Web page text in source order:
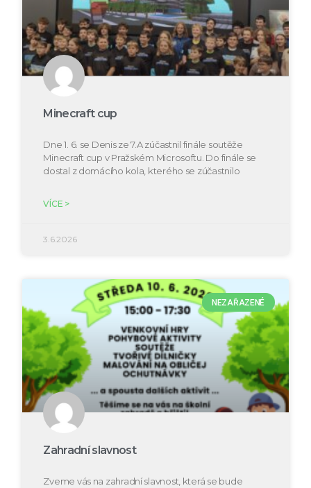
Minecraft cup
Dne 1. 6. se Denis ze 7.A zúčastnil finále soutěže
Minecraft cup v Pražském Microsoftu. Do finále se
dostal z domácího kola, kterého se zúčastnilo
VÍCE >
3.6.2026
NEZAŘAZENÉ
Zahradní slavnost
Zveme vás na zahradní slavnost, která se bude